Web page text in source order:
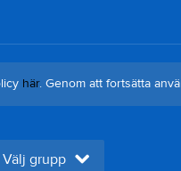
här. Genom att fortsätta
Välj grupp